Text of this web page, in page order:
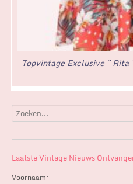
Topvintage Exclusive ~
Laatste Vintage Nieuws
Voornaam: